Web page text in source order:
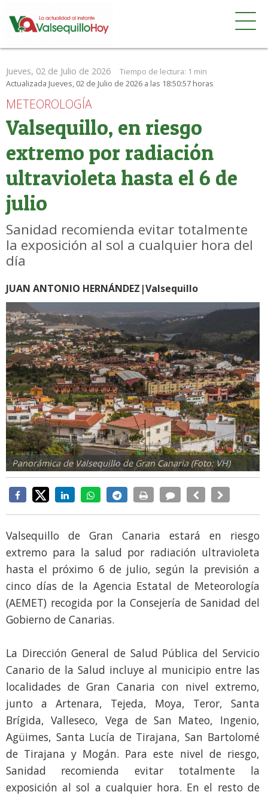
Jueves, 02 de Julio de 2026 Tiempo de lectura: 1 min
Actualizada Jueves, 02 de Julio de 2026 a las 18:50:57 horas
METEOROLOGÍA
Valsequillo, en riesgo
extremo por radiación
ultravioleta hasta el 6 de
julio
Sanidad recomienda evitar totalmente
la exposición al sol a cualquier hora del
día
JUAN ANTONIO HERNÁNDEZ|Valsequillo
Panorámica de Valsequillo de Gran Canaria (Foto: VH)
Valsequillo de Gran Canaria estará en riesgo
extremo para la salud por radiación ultravioleta
hasta el próximo 6 de julio, según la previsión a
cinco días de la Agencia Estatal de Meteorología
(AEMET) recogida por la Consejería de Sanidad del
Gobierno de Canarias.
La Dirección General de Salud Pública del Servicio
Canario de la Salud incluye al municipio entre las
localidades de Gran Canaria con nivel extremo,
junto a Artenara, Tejeda, Moya, Teror, Santa
Brígida, Valleseco, Vega de San Mateo, Ingenio,
Agüimes, Santa Lucía de Tirajana, San Bartolomé
de Tirajana y Mogán. Para este nivel de riesgo,
Sanidad recomienda evitar totalmente la
exposición al sol a cualquier hora. En el resto de